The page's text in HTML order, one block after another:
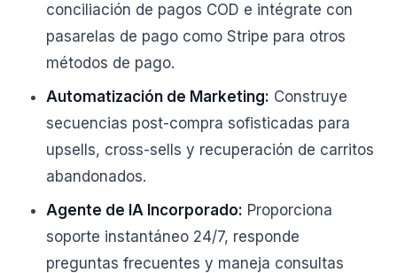
conciliación de pagos COD e intégrate con
pasarelas de pago como Stripe para otros
métodos de pago.
Automatización de Marketing: Construye
secuencias post-compra sofisticadas para
upsells, cross-sells y recuperación de carritos
abandonados.
Agente de IA Incorporado: Proporciona
soporte instantáneo 24/7, responde
preguntas frecuentes y maneja consultas